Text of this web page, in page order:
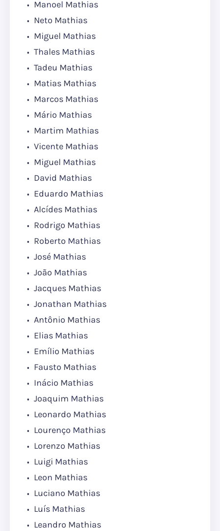
Manoel Mathias
Neto Mathias
Miguel Mathias
Thales Mathias
Tadeu Mathias
Matias Mathias
Marcos Mathias
Mário Mathias
Martim Mathias
Vicente Mathias
Miguel Mathias
David Mathias
Eduardo Mathias
Alcídes Mathias
Rodrigo Mathias
Roberto Mathias
José Mathias
João Mathias
Jacques Mathias
Jonathan Mathias
Antônio Mathias
Elias Mathias
Emílio Mathias
Fausto Mathias
Inácio Mathias
Joaquim Mathias
Leonardo Mathias
Lourenço Mathias
Lorenzo Mathias
Luigi Mathias
Leon Mathias
Luciano Mathias
Luís Mathias
Leandro Mathias